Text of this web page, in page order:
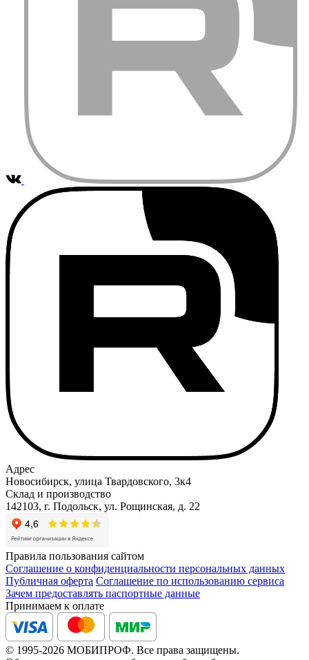
Адрес
Новосибирск, улица Твардовского, 3к4
Склад и производство
142103, г. Подольск, ул. Рощинская, д. 22
Правила пользования сайтом
Соглашение о конфиденциальности персональных данных
Публичная оферта Соглашение по использованию сервиса
Зачем предоставлять паспортные данные
Принимаем к оплате
© 1995-2026 МОБИПРОФ. Все права защищены.